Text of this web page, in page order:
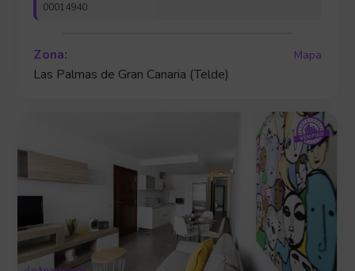
00014940
Zona: Mapa
Las Palmas de Gran Canaria (Telde)